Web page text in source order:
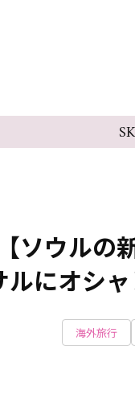
ソウルの
にオシャ
海外旅行